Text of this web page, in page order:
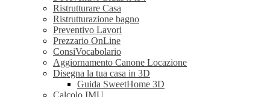
Ristrutturare Casa
Ristrutturazione bagno
Preventivo Lavori
Prezzario OnLine
ConsiVocabolario
Aggiornamento Canone Locazione
Disegna la tua casa in 3D
Guida SweetHome 3D
Calcolo IMU